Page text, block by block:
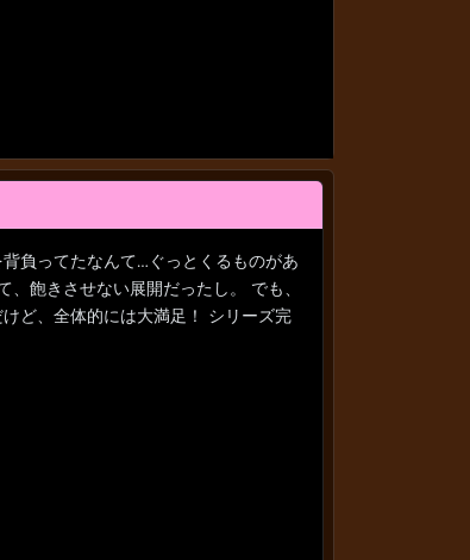
負ってたなんて…ぐっとくるものがあ
飽きさせない展開だったし。 でも、
ど、全体的には大満足！ シリーズ完